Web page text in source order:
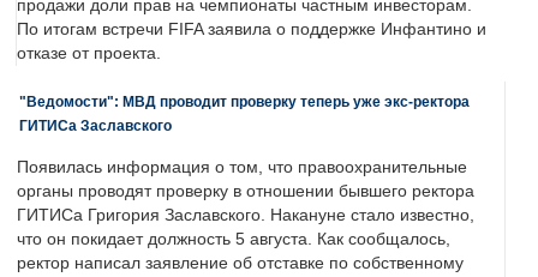
продажи доли прав на чемпионаты частным инвесторам.
По итогам встречи FIFA заявила о поддержке Инфантино и
отказе от проекта.
"Ведомости": МВД проводит проверку теперь уже экс-ректора
ГИТИСа Заславского
Появилась информация о том, что правоохранительные
органы проводят проверку в отношении бывшего ректора
ГИТИСа Григория Заславского. Накануне стало известно,
что он покидает должность 5 августа. Как сообщалось,
ректор написал заявление об отставке по собственному